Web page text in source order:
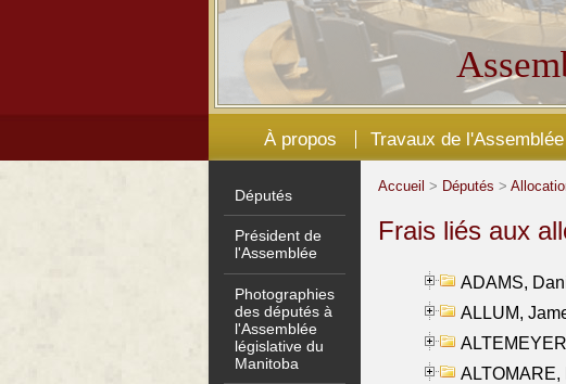
À propos Travaux de l'Assemblée
Députés
Président de
l'Assemblée
Photographies
des députés à
l'Assemblée
législative du
Manitoba
Accueil > Députés >
Frais liés aux
ADAMS,
ALLUM,
ALTOMARE,